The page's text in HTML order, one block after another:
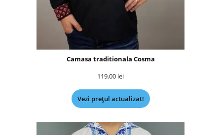
Camasa traditionala Cosma
119,00 lei
Vezi prețul actualizat!